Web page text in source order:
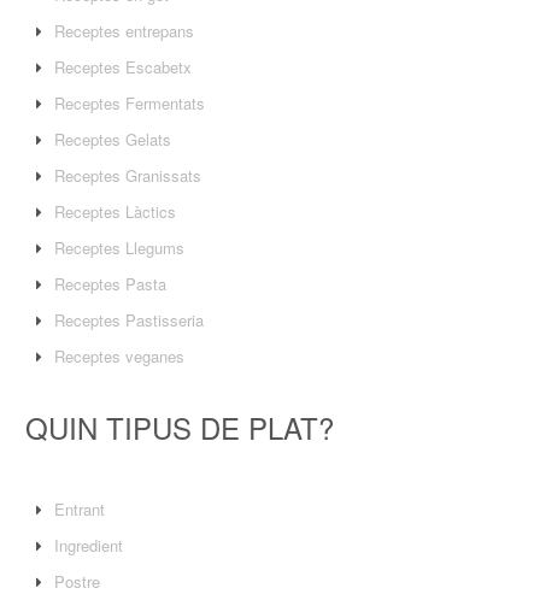
Receptes entrepans
Receptes Escabetx
Receptes Fermentats
Receptes Gelats
Receptes Granissats
Receptes Làctics
Receptes Llegums
Receptes Pasta
Receptes Pastisseria
Receptes veganes
QUIN TIPUS DE PLAT?
Entrant
Ingredient
Postre